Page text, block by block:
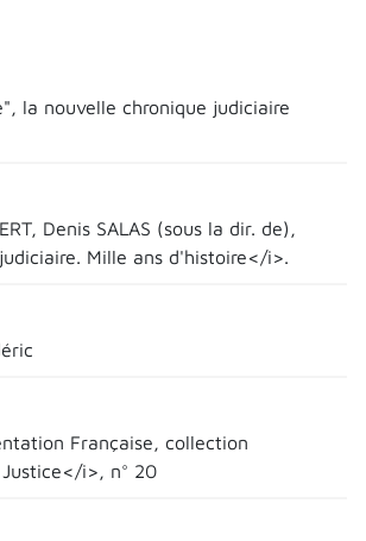
la nouvelle chronique judiciaire
Denis SALAS (sous la dir. de),
Mille ans d'histoire</i>.
Française, collection
i>, n° 20